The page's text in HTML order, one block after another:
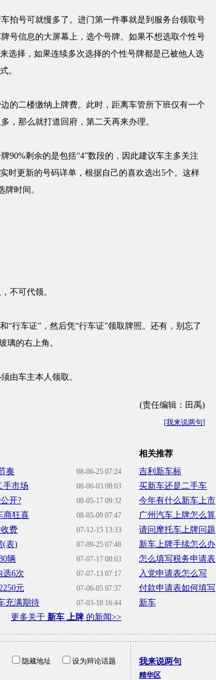
号可就慢多了。进门第一件事就是到服务台领取号
号信息的大屏幕上，选个号牌。如果不想选取个性号
选择，如果连续多次选择的个性号牌都是已被他人选
。
二楼缴纳上牌费。此时，距离车管所下班仅有一个
，那么就打道回府，第二天再来办理。
剩余的是包括“4”数段的，因此建议车主多关注
时更新的号码详单，根据自己的喜欢选出5个。这样
时间。
不可代领。
行车证”，然后凭“行车证”领取牌照。还有，别忘了
璃的右上角。
车主本人领取。
(责任编辑：田禹)
[我来说两句]
08-06-25 07:24
奏
08-06-03 08:03
手市场
08-05-17 09:32
开?
08-05-09 07:47
商狂喜
07-12-15 13:33
费
07-09-25 07:48
(表)
07-07-17 08:03
辆
07-07-13 07:17
选6次
07-06-05 07:37
元
07-03-18 16:44
充满期待
更多关于 新车 上牌 的新闻>>
相关推荐
吉利新车标
买新车还是二手车
今年有什么新车上市
广州汽车上牌怎么算
请问摩托车上牌问题
新车上牌手续怎么办
怎么填写税务申请表
入党申请表怎么写
付款申请表如何填写
新车
隐藏地址
设为辩论话题
我来说两句
精华区